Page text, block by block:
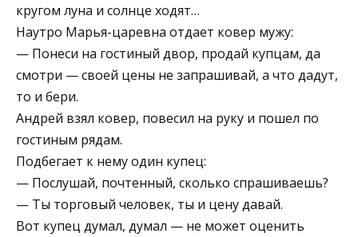
кругом луна и солнце ходят…
Наутро Марья-царевна отдает ковер мужу:
— Понеси на гостиный двор, продай купцам, да
смотри — своей цены не запрашивай, а что дадут,
то и бери.
Андрей взял ковер, повесил на руку и пошел по
гостиным рядам.
Подбегает к нему один купец:
— Послушай, почтенный, сколько спрашиваешь?
— Ты торговый человек, ты и цену давай.
Вот купец думал, думал — не может оценить